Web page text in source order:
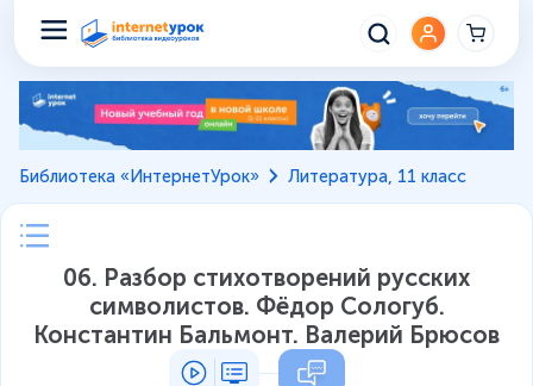
Библиотека «ИнтернетУрок» Литература, 11 класс
06. Разбор стихотворений русских
символистов. Фёдор Сологуб.
Константин Бальмонт. Валерий Брюсов